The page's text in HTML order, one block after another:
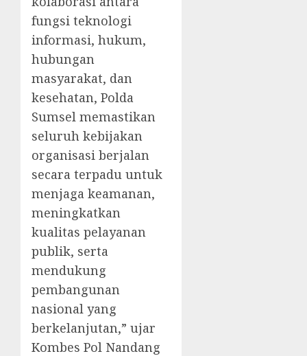
fungsi teknologi
informasi, hukum,
hubungan
masyarakat, dan
kesehatan, Polda
Sumsel memastikan
seluruh kebijakan
organisasi berjalan
secara terpadu untuk
menjaga keamanan,
meningkatkan
kualitas pelayanan
publik, serta
mendukung
pembangunan
nasional yang
berkelanjutan,” ujar
Kombes Pol Nandang